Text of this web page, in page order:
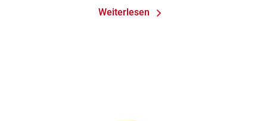
Weiterlesen